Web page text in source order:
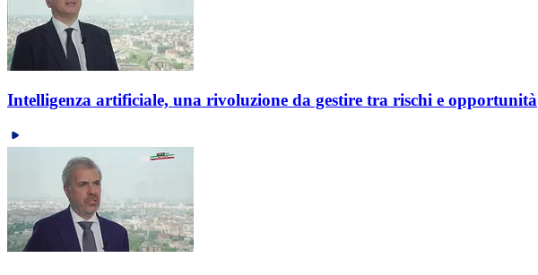
Intelligenza artificiale, una rivoluzione da gestire tra rischi e opportunità